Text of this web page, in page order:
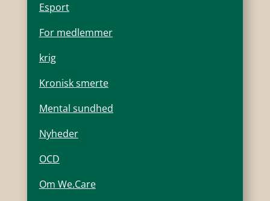
Esport
For medlemmer
krig
Kronisk smerte
Mental sundhed
Nyheder
OCD
Om We.Care